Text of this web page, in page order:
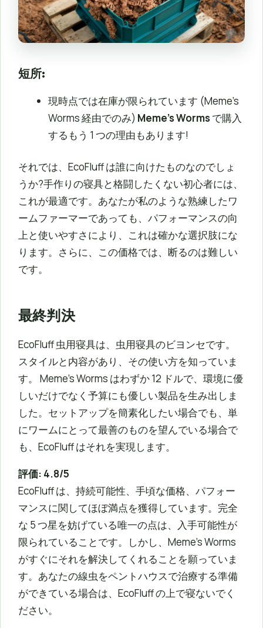
短所:
現時点では在庫が限られています (Meme’s
Worms 経由でのみ) Meme’s Worms で購入
するもう 1 つの理由もあります!
それでは、EcoFluff は誰に向けたものなのでしょ
うか?手作りの寝具と格闘したくない初心者には、
これが最適です。あなたが私のような熟練したワ
ームファーマーであっても、パフォーマンスの向
上と使いやすさにより、これは確かな選択肢にな
ります。さらに、この価格では、断るのは難しい
です。
最終判決
EcoFluff 虫用寝具は、虫用寝具のビヨンセです。
スタイルと内容があり、その使い方を知っていま
す。 Meme’s Worms はわずか 12 ドルで、環境に優
しいだけでなく予算にも優しい製品を生み出しま
した。セットアップを簡素化したい場合でも、単
にワームにとって最善のものを望んでいる場合で
も、EcoFluff はそれを実現します。
評価: 4.8/5
EcoFluff は、持続可能性、手頃な価格、パフォー
マンスに関してほぼ満点を獲得しています。完全
な 5 つ星を妨げている唯一の点は、入手可能性が
限られていることです。しかし、Meme’s Worms
がすぐにそれを解決してくれることを願っていま
す。あなたの線虫をペントハウスで治療する準備
ができている場合は、EcoFluff の上で寝ないでく
ださい。